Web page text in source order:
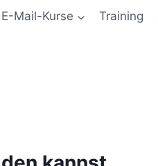
E-Mail-Kurse Training